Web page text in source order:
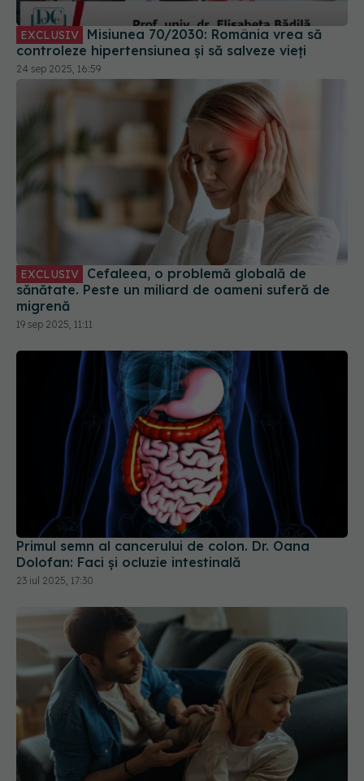
EXCLUSIV
controleze hipertensiunea și să salveze vieți
24 sep 2025, 16:59
EXCLUSIV
sănătate. Peste un miliard de oameni suferă de
migrenă
19 sep 2025, 11:11
Primul semn al cancerului de colon. Dr. Oana
Dolofan: Faci și ocluzie intestinală
23 iul 2025, 17:30